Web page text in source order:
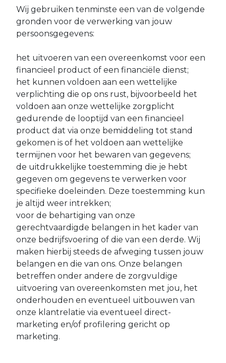
Wij gebruiken tenminste een van de volgende
gronden voor de verwerking van jouw
persoonsgegevens:
het uitvoeren van een overeenkomst voor een
financieel product of een financiële dienst;
het kunnen voldoen aan een wettelijke
verplichting die op ons rust, bijvoorbeeld het
voldoen aan onze wettelijke zorgplicht
gedurende de looptijd van een financieel
product dat via onze bemiddeling tot stand
gekomen is of het voldoen aan wettelijke
termijnen voor het bewaren van gegevens;
de uitdrukkelijke toestemming die je hebt
gegeven om gegevens te verwerken voor
specifieke doeleinden. Deze toestemming kun
je altijd weer intrekken;
voor de behartiging van onze
gerechtvaardigde belangen in het kader van
onze bedrijfsvoering of die van een derde. Wij
maken hierbij steeds de afweging tussen jouw
belangen en die van ons. Onze belangen
betreffen onder andere de zorgvuldige
uitvoering van overeenkomsten met jou, het
onderhouden en eventueel uitbouwen van
onze klantrelatie via eventueel direct-
marketing en/of profilering gericht op
marketing.